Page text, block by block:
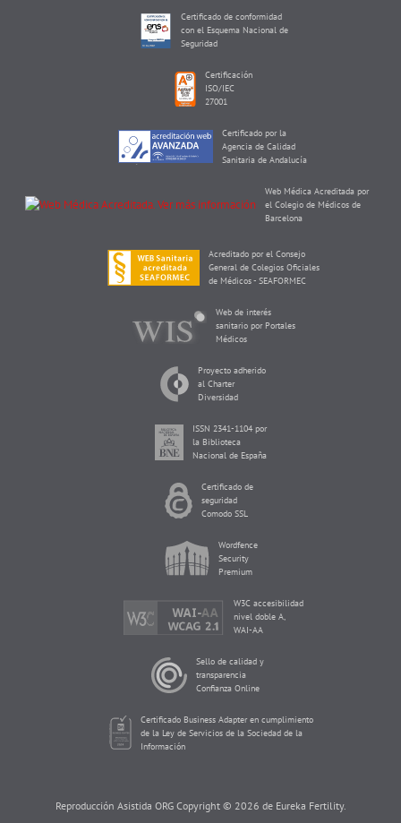
Certificado de conformidad
con el Esquema Nacional de
Seguridad
Certificación
ISO/IEC
27001
Certificado por la
Agencia de Calidad
Sanitaria de Andalucía
Web Médica Acreditada por
el Colegio de Médicos de
Barcelona
Acreditado por el Consejo
General de Colegios Oficiales
de Médicos - SEAFORMEC
Web de interés
sanitario por Portales
Médicos
Proyecto adherido
al Charter
Diversidad
ISSN 2341-1104 por
la Biblioteca
Nacional de España
Certificado de
seguridad
Comodo SSL
Wordfence
Security
Premium
W3C accesibilidad
nivel doble A,
WAI-AA
Sello de calidad y
transparencia
Confianza Online
Certificado Business Adapter en cumplimiento
de la Ley de Servicios de la Sociedad de la
Información
Reproducción Asistida ORG Copyright © 2026 de Eureka Fertility.